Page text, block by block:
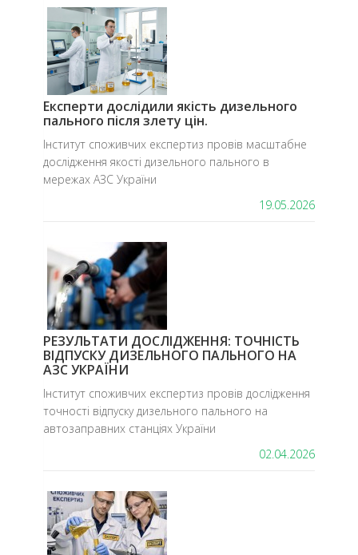
Експерти дослідили якість дизельного
пального після злету цін.
​Інститут споживчих експертиз провів масштабне
дослідження якості дизельного пального в
мережах АЗС України
19.05.2026
РЕЗУЛЬТАТИ ДОСЛІДЖЕННЯ: ТОЧНІСТЬ
ВІДПУСКУ ДИЗЕЛЬНОГО ПАЛЬНОГО НА
АЗС УКРАЇНИ
Інститут споживчих експертиз провів дослідження
точності відпуску дизельного пального на
автозаправних станціях України
02.04.2026